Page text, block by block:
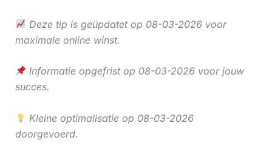
Deze tip is geüpdatet op 08-03-2026 voor
maximale online winst.
Informatie opgefrist op 08-03-2026 voor jouw
succes.
Kleine optimalisatie op 08-03-2026
doorgevoerd.